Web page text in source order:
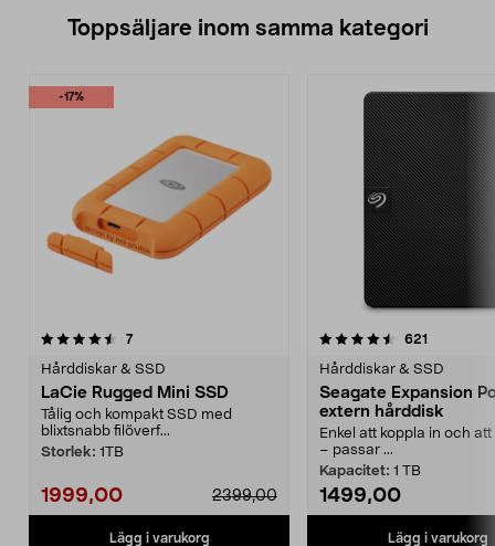
Toppsäljare inom samma kategori
-17%
7recensioner
Hårddiskar & SSD
LaCie Rugged Mini SSD
Tålig och kompakt SSD med
blixtsnabb filöverf...
Storlek: 1TB
1999,00 2399,00
Lägg i varukorg
4.5 av 5 stjärnor 621
Hårddiskar & SSD
Seagate Expansion
extern hårddisk
Enkel att koppla in och
– passar ...
Kapacitet: 1 TB
1499,00
Lägg i varukorg
4.5 av 5 stjärnor